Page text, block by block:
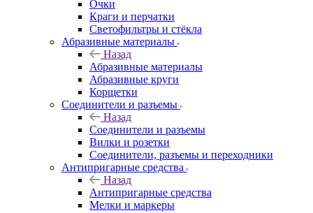
Очки
Краги и перчатки
Светофильтры и стёкла
Абразивные материалы
Назад
Абразивные материалы
Абразивные круги
Корщетки
Соединители и разъемы
Назад
Соединители и разъемы
Вилки и розетки
Соединители, разъемы и переходники
Антипригарные средства
Назад
Антипригарные средства
Мелки и маркеры